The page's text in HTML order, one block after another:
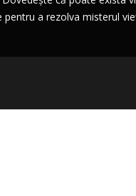
a rezolva misterul